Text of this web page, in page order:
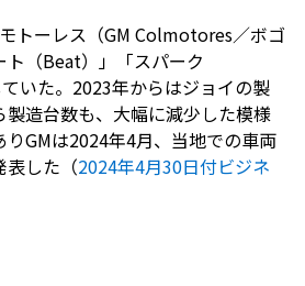
トーレス（GM Colmotores／ボゴ
（Beat）」「スパーク
ていた。2023年からはジョイの製
造台数も、大幅に減少した模様
GMは2024年4月、当地での車両
表した（2024年4月30日付ビジネ